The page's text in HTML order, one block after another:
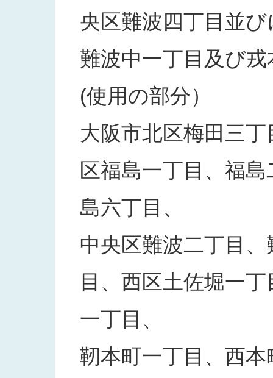
央区難波四丁目並
難波中一丁目及び
(使用の部分）
大阪市北区梅田三
区福島一丁目、福
島六丁目、
中央区難波二丁目
目、西区土佐堀一
一丁目、
靭本町一丁目、西